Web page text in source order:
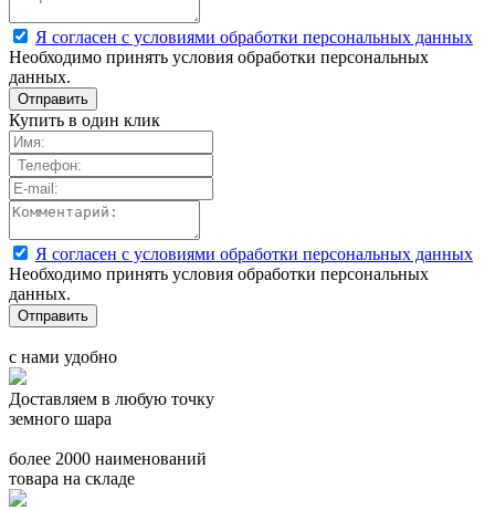
Я согласен с условиями обработки персональных данных
Необходимо принять условия обработки персональных
данных.
Купить в один клик
Я согласен с условиями обработки персональных данных
Необходимо принять условия обработки персональных
данных.
с нами удобно
Доставляем в любую точку
земного шара
более 2000 наименований
товара на складе